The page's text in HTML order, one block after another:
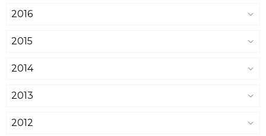
2016
2015
2014
2013
2012